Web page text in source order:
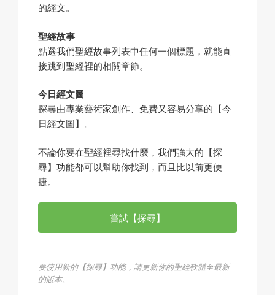
的經文。
聖經故事
點選我們聖經故事列表中任何一個標題，就能直
接跳到聖經裡的相關章節。
今日經文圖
探尋由專業藝術家創作、免費又容易分享的【今
日經文圖】。
不論你要在聖經裡尋找什麼，我們強大的【探
尋】功能都可以幫助你找到，而且比以前更便
捷。
嘗試【探尋】
要使用新的【探尋】功能，請更新你的聖經軟體至最新
的版本。